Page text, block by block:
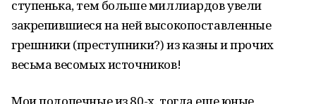
ступенька, тем больше миллиардов увели
закрепившиеся на ней высокопоставленные
грешники (преступники?) из казны и прочих
весьма весомых источников!